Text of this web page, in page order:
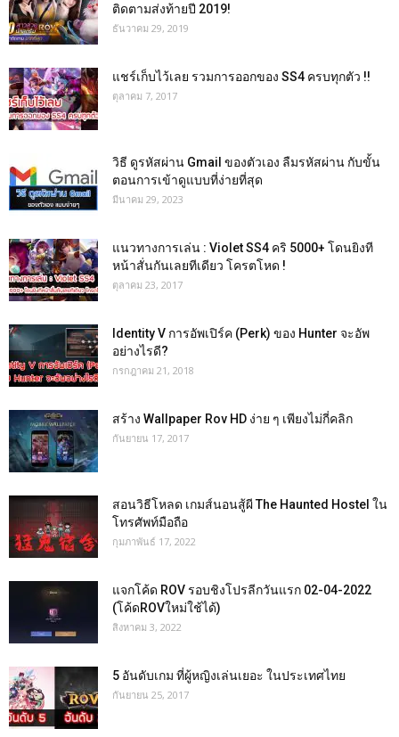
ติดตามส่งท้ายปี 2019!
ธันวาคม 29, 2019
แชร์เก็บไว้เลย รวมการออกของ SS4 ครบทุกตัว !!
ตุลาคม 7, 2017
วิธี ดูรหัสผ่าน Gmail ของตัวเอง ลืมรหัสผ่าน กับขั้น
ตอนการเข้าดูแบบที่ง่ายที่สุด
มีนาคม 29, 2023
แนวทางการเล่น : Violet SS4 คริ 5000+ โดนยิงที
หน้าสั่นกันเลยทีเดียว โครตโหด !
ตุลาคม 23, 2017
Identity V การอัพเปิร์ค (Perk) ของ Hunter จะอัพ
อย่างไรดี?
กรกฎาคม 21, 2018
สร้าง Wallpaper Rov HD ง่าย ๆ เพียงไม่กี่คลิก
กันยายน 17, 2017
สอนวิธีโหลด เกมส์นอนสู้ผี The Haunted Hostel ใน
โทรศัพท์มือถือ
กุมภาพันธ์ 17, 2022
แจกโค้ด ROV รอบชิงโปรลีกวันแรก 02-04-2022
(โค้ดROVใหม่ใช้ได้)
สิงหาคม 3, 2022
5 อันดับเกม ที่ผู้หญิงเล่นเยอะ ในประเทศไทย
กันยายน 25, 2017